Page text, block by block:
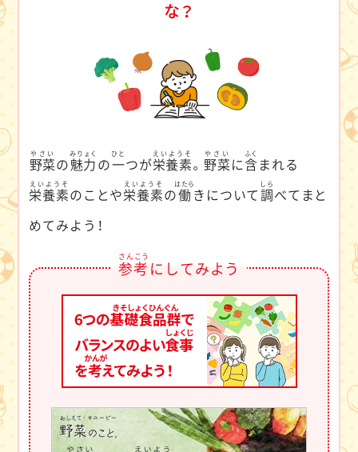
な？
野菜
やさい
の 魅力
みりょく
の一
ひと
つが栄養素
えいようそ
。 野菜
やさい
に含
ふく
まれる
栄養素
えいようそ
のことや栄養素
えいようそ
の働
はたら
きについて 調
しら
べてまと
めてみよう！
参考
さんこう
にしてみよう